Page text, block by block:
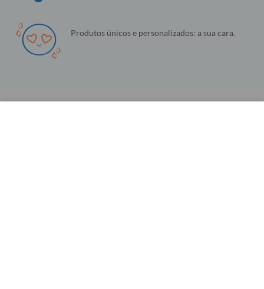
Produtos únicos e personalizados: a sua cara.